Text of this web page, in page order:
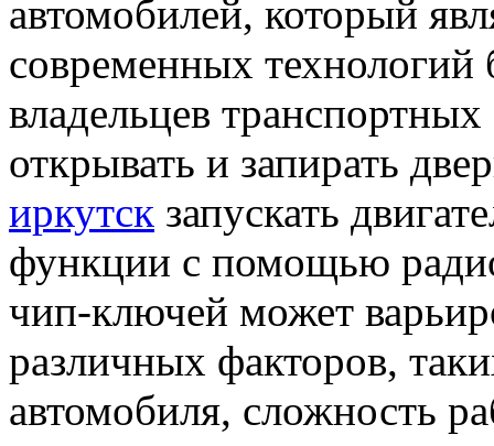
автомобилей, который
современных технологий
владельцев
открывать и запирать
иркутск запускать
функции с помощью
чип-ключей может
различных факторов,
автомобиля, сложность